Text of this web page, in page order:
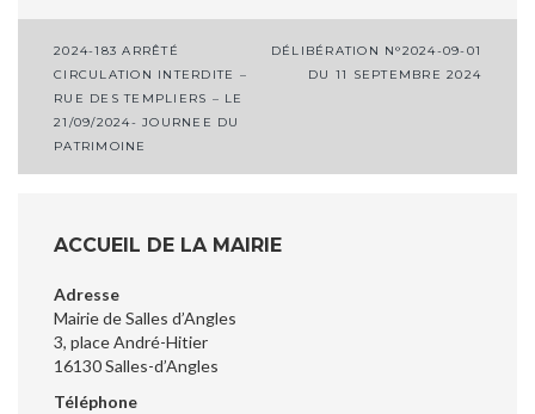
Navigation
de
l’article
2024-183 ARRÊTÉ
CIRCULATION INTERDITE –
RUE DES TEMPLIERS – LE
21/09/2024- JOURNEE DU
PATRIMOINE
DÉLIBÉRATION N°2024-09-01
DU 11 SEPTEMBRE 2024
ACCUEIL DE LA MAIRIE
Adresse
Mairie de Salles d’Angles
3, place André-Hitier
16130 Salles-d’Angles
Téléphone